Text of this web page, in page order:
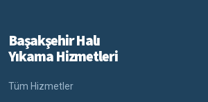
Başakşehir Halı
Yıkama Hizmetleri
Tüm Hizmetler